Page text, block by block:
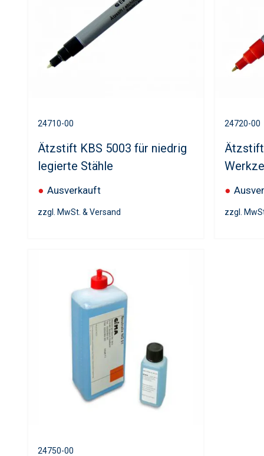
● Ausverkauft
Ätzstift KBS 5003 für niedrig
legierte Stähle
zzgl. MwSt. & Versand
24710-00
●
Ätzstift
zzgl.
24720-00
24750-00